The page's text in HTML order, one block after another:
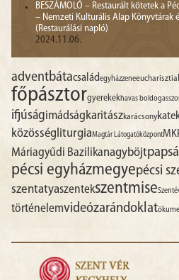
BESZÁMOLÓ – Restaurált kötetek a
– Nemzeti Kulturális Alap Könyvtárak
(Restaurálási napló)
2024.11.06.
adventbátacsaládegyházzeneeucharisztia
főpásztorgyerekekhavas
ifjúságimádságkaritászkarácsony
közösségliturgiaMagtár Látogatóközpont
Máriagyűdi Bazilikanagyböjt
pécsi egyházmegyepécsi
szentatyaszentekszentmise
történelemvideózarándoklat